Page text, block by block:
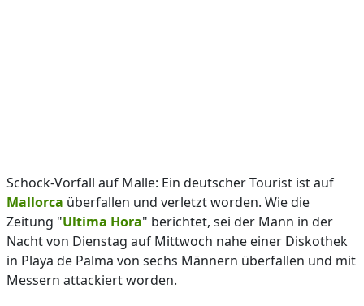
Schock-Vorfall auf Malle: Ein deutscher Tourist ist auf
Mallorca überfallen und verletzt worden. Wie die
Zeitung "Ultima Hora" berichtet, sei der Mann in der
Nacht von Dienstag auf Mittwoch nahe einer Diskothek
in Playa de Palma von sechs Männern überfallen und mit
Messern attackiert worden.